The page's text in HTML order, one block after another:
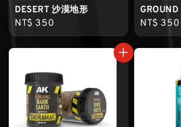
DESERT 沙漠地形
Regular
price
NT$ 350
Regular
price
NT$ 350